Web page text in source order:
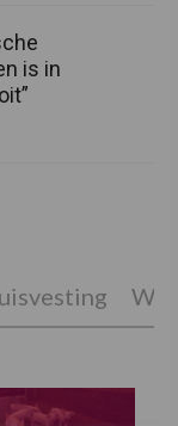
is in